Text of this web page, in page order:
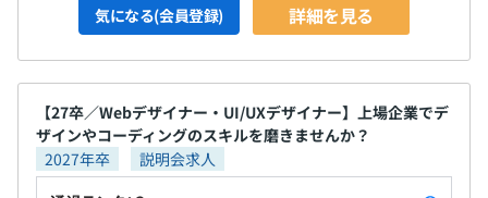
気になる(会員登録) 詳細を見る
【27卒／Webデザイナー・UI/UXデザイナー】上場企業でデ
ザインやコーディングのスキルを磨きませんか？
2027年卒
説明会求人